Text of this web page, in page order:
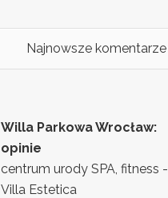
Najnowsze komentarze
Willa Parkowa Wrocław:
opinie
centrum urody SPA, fitness -
Villa Estetica